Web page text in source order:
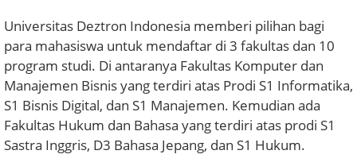
Universitas Deztron Indonesia memberi pilihan bagi
para mahasiswa untuk mendaftar di 3 fakultas dan 10
program studi. Di antaranya Fakultas Komputer dan
Manajemen Bisnis yang terdiri atas Prodi S1 Informatika,
S1 Bisnis Digital, dan S1 Manajemen. Kemudian ada
Fakultas Hukum dan Bahasa yang terdiri atas prodi S1
Sastra Inggris, D3 Bahasa Jepang, dan S1 Hukum.